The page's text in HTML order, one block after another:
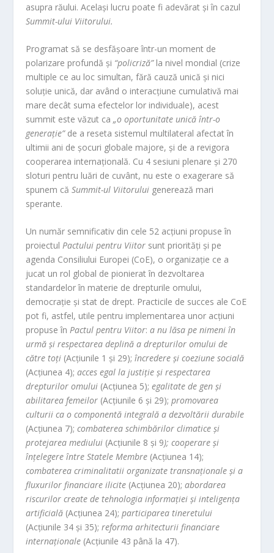
asupra răului. Același lucru poate fi adevărat și în cazul
Summit-ului Viitorului.
Programat să se desfășoare într-un moment de
polarizare profundă și “policriză”la nivel mondial (crize
multiple ce au loc simultan, fără cauză unică și nici
soluție unică, dar având o interacțiune cumulativă mai
mare decât suma efectelor lor individuale), acest
summit este văzut ca„o oportunitate unică într-o
generație”de a reseta sistemul multilateral afectat în
ultimii ani de șocuri globale majore, și de a revigora
cooperarea internațională. Cu 4 sesiuni plenare și 270
sloturi pentru luări de cuvânt, nu este o exagerare să
spunem căSummit-ul Viitorului generează mari
sperante.
Un număr semnificativ din cele 52 acțiuni propuse în
proiectulPactului pentru Viitor sunt priorități și pe
agenda Consiliului Europei (CoE), o organizație ce a
jucat un rol global de pionierat în dezvoltarea
standardelor în materie de drepturile omului,
democrație și stat de drept. Practicile de succes ale CoE
pot fi, astfel, utile pentru implementarea unor acțiuni
propuse înPactul pentru Viitor:a nu lăsa pe nimeni în
urmă și respectarea deplină a drepturilor omului de
către toți (Acțiunile 1 și 29);încredere și coeziune socială
(Acțiunea 4);acces egal la justiție și respectarea
drepturilor omului (Acțiunea 5);egalitate de gen și
abilitarea femeilor (Acțiunile 6 și 29);promovarea
culturii ca o componentă integrală a dezvoltării durabile
(Acțiunea 7);combaterea schimbărilor climatice și
protejarea mediului (Acțiunile 8 și 9); cooperare și
înțelegere între Statele Membre (Acțiunea 14);
combaterea criminalitatii organizate transnaționale și a
fluxurilor financiare ilicite (Acțiunea 20);abordarea
riscurilor create de tehnologia informației și inteligența
artificială (Acțiunea 24);participarea tineretului
(Acțiunile 34 și 35);reforma arhitecturii financiare
internaționale (Acțiunile 43 până la 47).